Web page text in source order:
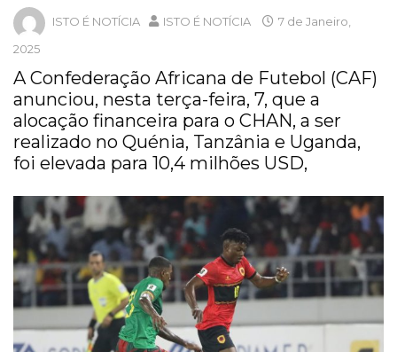
ISTO É NOTÍCIA ISTO É NOTÍCIA
7 de Janeiro,
2025
A Confederação Africana de Futebol (CAF)
anunciou, nesta terça-feira, 7, que a
alocação financeira para o CHAN, a ser
realizado no Quénia, Tanzânia e Uganda,
foi elevada para 10,4 milhões USD,